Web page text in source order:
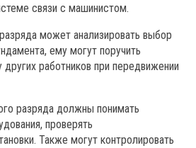
связи с машинистом.
может анализировать выбор
ему могут поручить
других работников при передвижении
разряда должны понимать
проверять
Также могут контролировать